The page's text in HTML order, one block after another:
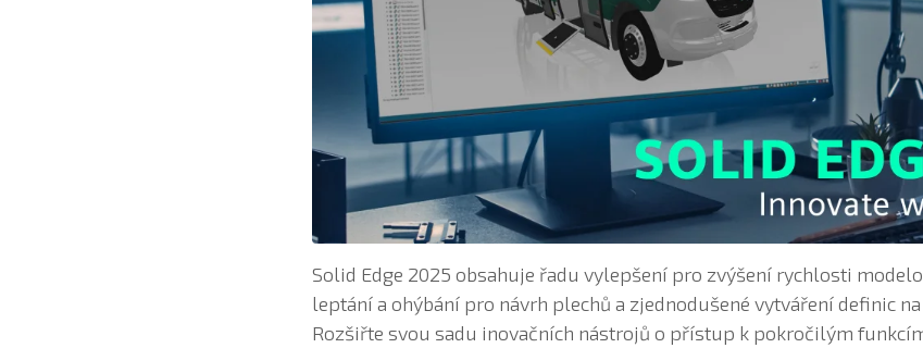
Solid Edge 2025 obsahuje řadu vylepšení pro zvýšení rychlosti
leptání a ohýbání pro návrh plechů a zjednodušené vytváření definic
Rozšiřte svou sadu inovačních nástrojů o přístup k pokročilým